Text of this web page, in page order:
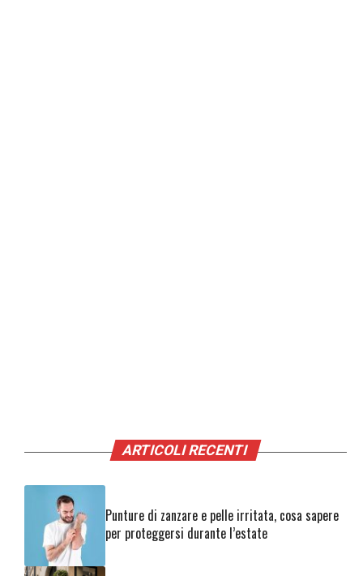
ARTICOLI RECENTI
Punture di zanzare e pelle irritata, cosa sapere
per proteggersi durante l’estate